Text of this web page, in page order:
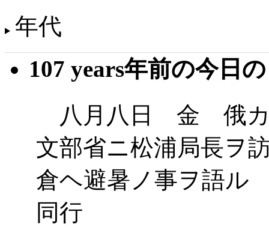
年代
107 years年前の今日
八月八日 金 俄カ
文部省ニ松浦局長ヲ
倉ヘ避暑ノ事ヲ語
同行